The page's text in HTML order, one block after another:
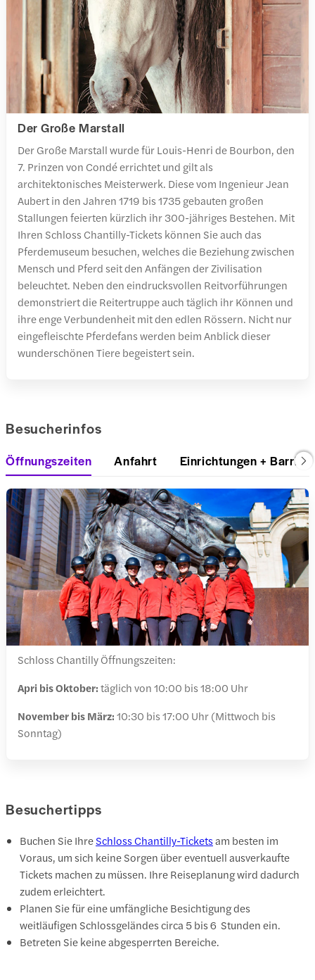
Der Große Marstall
Der Große Marstall wurde für Louis-Henri de Bourbon, den
7. Prinzen von Condé errichtet und gilt als
architektonisches Meisterwerk. Diese vom Ingenieur Jean
Aubert in den Jahren 1719 bis 1735 gebauten großen
Stallungen feierten kürzlich ihr 300-jähriges Bestehen. Mit
Ihren Schloss Chantilly-Tickets können Sie auch das
Pferdemuseum besuchen, welches die Beziehung zwischen
Mensch und Pferd seit den Anfängen der Zivilisation
beleuchtet. Neben den eindrucksvollen Reitvorführungen
demonstriert die Reitertruppe auch täglich ihr Können und
ihre enge Verbundenheit mit den edlen Rössern. Nicht nur
eingefleischte Pferdefans werden beim Anblick dieser
wunderschönen Tiere begeistert sein.
Besucherinfos
Öffnungszeiten Anfahrt Einrichtungen +
Schloss Chantilly Öffnungszeiten:
Apri bis Oktober:täglich von 10:00 bis 18:00 Uhr
November bis März:10:30 bis 17:00 Uhr (Mittwoch bis
Sonntag)
Besuchertipps
Buchen Sie IhreSchloss Chantilly-Ticketsam besten im
Voraus, um sich keine Sorgen über eventuell ausverkaufte
Tickets machen zu müssen. Ihre Reiseplanung wird dadurch
zudem erleichtert.
Planen Sie für eine umfängliche Besichtigung des
weitläufigen Schlossgeländes circa 5 bis 6 Stunden ein.
Betreten Sie keine abgesperrten Bereiche.